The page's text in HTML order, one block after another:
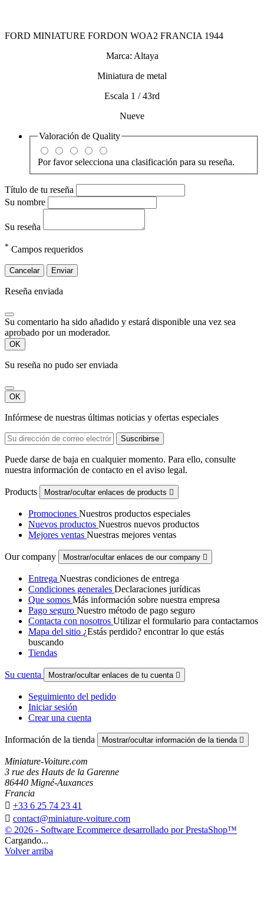
FORD MINIATURE FORDON WOA2 FRANCIA 1944
Marca: Altaya
Miniatura de metal
Escala 1 / 43rd
Nueve
Valoración de Quality
Por favor selecciona una clasificación para su reseña.
Título de tu reseña
Su nombre
Su reseña
* Campos requeridos
Cancelar Enviar
Reseña enviada
Su comentario ha sido añadido y estará disponible una vez sea
aprobado por un moderador.
OK
Su reseña no pudo ser enviada
OK
Infórmese de nuestras últimas noticias y ofertas especiales
Puede darse de baja en cualquier momento. Para ello, consulte
nuestra información de contacto en el aviso legal.
Products Mostrar/ocultar enlaces de products 
Promociones Nuestros productos especiales
Nuevos productos Nuestros nuevos productos
Mejores ventas Nuestras mejores ventas
Our company Mostrar/ocultar enlaces de our company 
Entrega Nuestras condiciones de entrega
Condiciones generales Declaraciones jurídicas
Que somos Más información sobre nuestra empresa
Pago seguro Nuestro método de pago seguro
Contacta con nosotros Utilizar el formulario para contactarnos
Mapa del sitio ¿Estás perdido? encontrar lo que estás
buscando
Tiendas
Su cuenta Mostrar/ocultar enlaces de tu cuenta 
Seguimiento del pedido
Iniciar sesión
Crear una cuenta
Información de la tienda Mostrar/ocultar información de la tienda 
Miniature-Voiture.com
3 rue des Hauts de la Garenne
86440 Migné-Auxances
Francia
 +33 6 25 74 23 41
 contact@miniature-voiture.com
© 2026 - Software Ecommerce desarrollado por PrestaShop™
Cargando...
Volver arriba